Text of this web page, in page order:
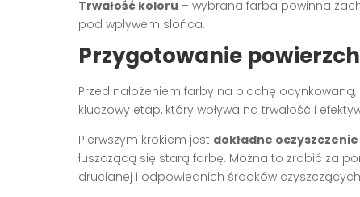
Trwałość koloru – wybrana farba powinna
pod wpływem słońca.
Przygotowanie
Przed nałożeniem farby na blachę
kluczowy etap, który wpływa na trwałość i
Pierwszym krokiem jest dokładne
łuszczącą się starą farbę. Można to zrobić za
drucianej i odpowiednich środków